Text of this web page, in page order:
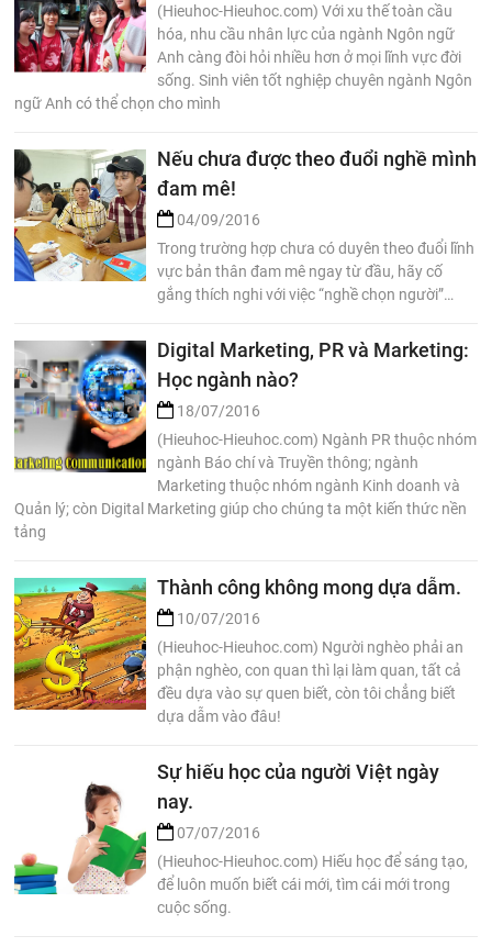
(Hieuhoc-Hieuhoc.com) Với xu thế toàn cầu
hóa, nhu cầu nhân lực của ngành Ngôn ngữ
Anh càng đòi hỏi nhiều hơn ở mọi lĩnh vực đời
sống. Sinh viên tốt nghiệp chuyên ngành Ngôn
ngữ Anh có thể chọn cho mình
Nếu chưa được theo đuổi nghề mình
đam mê!
04/09/2016
Trong trường hợp chưa có duyên theo đuổi lĩnh
vực bản thân đam mê ngay từ đầu, hãy cố
gắng thích nghi với việc “nghề chọn người”…
Digital Marketing, PR và Marketing:
Học ngành nào?
18/07/2016
(Hieuhoc-Hieuhoc.com) Ngành PR thuộc nhóm
ngành Báo chí và Truyền thông; ngành
Marketing thuộc nhóm ngành Kinh doanh và
Quản lý; còn Digital Marketing giúp cho chúng ta một kiến thức nền
tảng
Thành công không mong dựa dẫm.
10/07/2016
(Hieuhoc-Hieuhoc.com) Người nghèo phải an
phận nghèo, con quan thì lại làm quan, tất cả
đều dựa vào sự quen biết, còn tôi chẳng biết
dựa dẫm vào đâu!
Sự hiếu học của người Việt ngày
nay.
07/07/2016
(Hieuhoc-Hieuhoc.com) Hiếu học để sáng tạo,
để luôn muốn biết cái mới, tìm cái mới trong
cuộc sống.